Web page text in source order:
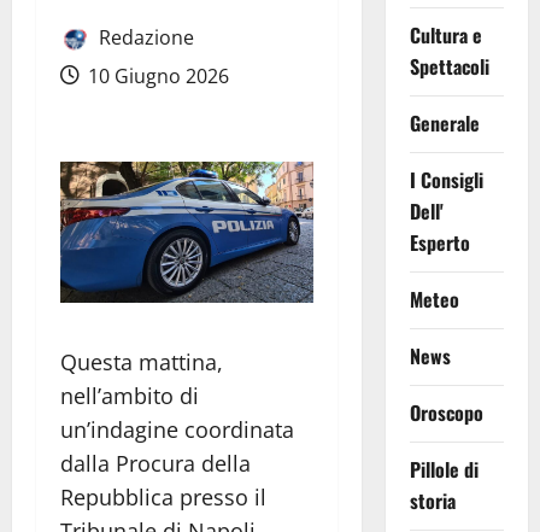
Redazione
10 Giugno 2026
Questa mattina,
nell’ambito di
un’indagine coordinata
dalla Procura della
Repubblica presso il
Cultura e
Spettacoli
Generale
I Consigli
Dell'
Esperto
Meteo
News
Oroscopo
Pillole di
storia